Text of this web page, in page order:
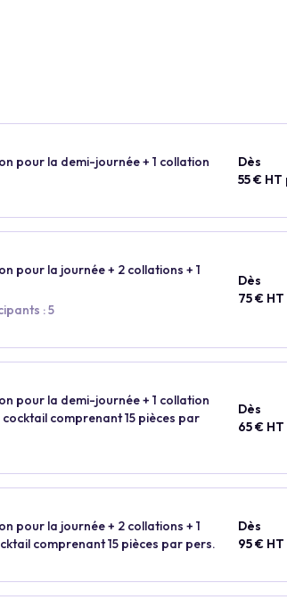
pour la demi-journée + 1 collation
Dès
55 €
pour la journée + 2 collations + 1
: 5
Dès
75 €
pour la demi-journée + 1 collation
cocktail comprenant 15 pièces par
Dès
65 €
pour la journée + 2 collations + 1
comprenant 15 pièces par pers.
Dès
95 €